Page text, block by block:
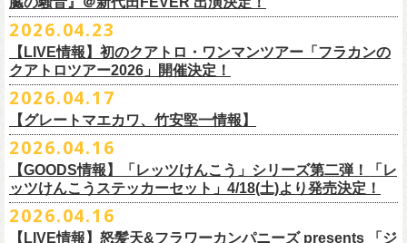
ください。
またお手続き時のお客様の不備に伴う対応は一切できかねますため
了承ください。
※メール受信に際して、事前に下記2つのドメインを受信できるように設
定しておいてください。
メールが届かない場合等も、
い。
≪受信可能ドメイン≫
＜お問合せ＞ローソンチケットインフォメーションhttps://l-
tike.com/contact/
※本イベントはトークイベントです。当日はライブパフォーマンスはご
ざいません。
12/19(土) 盛岡岩手県公会堂21号室 〜ツアー最終日はフォークの爆
発〜 *アコースティックライヴ 開場16:30/開演17:00 問い合わせ：ノ
ースロードミュージック
チケット料金：前売￥5,200(税込/ドリンク代別途要) / *12/19盛岡公演の
み 前売￥5,500(税込/指定席/ドリンク代別途要)
＊全公演共通＞高校生以下は当日¥2,000キャッシュバック（
証明できるもの（学生証、保険証など）のご提示が必要となります）
一般チケット発売日：8月29日(土)
※学生は公演当日に学生証の提示が必要となります
※中学生以下無料
プレイガイド：チケット(イープラス)：
一般チケット発売日：2026/5/30(土) 10:00 URL：
https://eplus.jp/yanushi/
問い合わせ：HOT STUFF PROMOTION 050-5211-6077
hot.ne.jp/
◎ツワモノたちの記憶〜E.L.L50周年プロジェクト・スペシャルトーク〜
vol.0
開催日時：2026年7月10日（金）開場18:30 開演19:00
会場：ell.SIZE （名古屋市中区大須2-10-43）
出演：フラワーカンパニーズ ゲスト：平野茂平 （Electric Lady Land会
長）
チケット料金：全席指定¥3,500（税込） *未就学児童入場不可
チケット発売日：5月30日(土)10:00
プレイガイド：チケットぴあhttps://t.pia.jp/
お問い合わせ：ell.SIZE 052-211-3997
Electric Lady Landホームページ ＞
※本イベントはトークイベントです。当日はライブパフォーマンスはご
7/19(日)東京・有楽町I’M A SHOW 15:15/16:00
追加チケット＞立ち見指定 ￥5,500（税込/ドリンク代別）
発売日：5月30日(土)10:00〜
問：ネクストロード 03-5114-7444（平日14～18時）
p.com/contact/
モノブライトの対バンツアーにフラワーカンパニーズの出演が決定！
10/16(金)恵⽐寿LIQUIDROOM 公演に出演させていただきます。
一般発売に先がけ、5/22(金)よりオフィシャル先行受付がスタート！
どうぞお見逃しなく！
◎「monobright TAIBAN Series 2026 〜SECOND PRIMAL〜」
日時：2026年10月16日(金) 開場18:00/開演19:00
フラワーカンパニーズの出演日は8月29日(土)になります。
5月15日(金)18:00より、チケット先行受付もスタート！（〜5月24日
(日)23:59まで）
「ロックのほそ道」15周年、みんなで盛大にお祝いしましょう！
☆オフィシャル先行☆
5月15日(金)18:00 〜 5月24日(日)23:59
https://w.pia.jp/s/hosomichi26ofs/
＊本公演のチケットはチケット不正転売禁止法の対象となる「特定興行
入場券」となります
アルミ蒸着袋入り、ランダムでご購入いただく”どれになるかお楽しみス
タイル”での販売となります。
さらに、フラカンの楽曲（歌詞）をデザインしたリリックTシャツシリー
ズが新たに登場！
第一弾は1998年リリースのアルバム『マンモスフラワー』収録「モンキ
ー」の歌詞をデザインした「モンキーTシャツ」！
4/30(木)恵比寿リキッドルーム公演より販売開始いたします！
2026.04.23
【LIVE情報】初のクアトロ・ワンマンツアー「フラカンの
クアトロツアー2026」開催決定！
2026.04.17
【グレートマエカワ、竹安堅一情報】
うつみようこ＆Yokoloco Band LIVE情報
[オクノシンヤ(key)クハラカズユキ(ds)グレートマエカワ(b)竹安堅一(g)う
つみようこ (vo.g)]
・6月5日(金) ＠名古屋TOKUZO
2026.04.16
【GOODS情報】「レッツけんこう」シリーズ第二弾！「レ
ッツけんこうステッカーセット」4/18(土)より発売決定！
「レッツけんこう」シリーズ第二弾！ステッカーセットの発売が決定！
2026.04.16
【LIVE情報】怒髪天&フラワーカンパニーズ presents 「ジ